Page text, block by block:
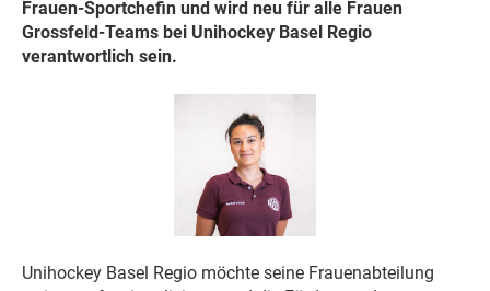
Frauen-Sportchefin und wird neu für alle Frauen
Grossfeld-Teams bei Unihockey Basel Regio
verantwortlich sein.
Unihockey Basel Regio möchte seine Frauenabteilung